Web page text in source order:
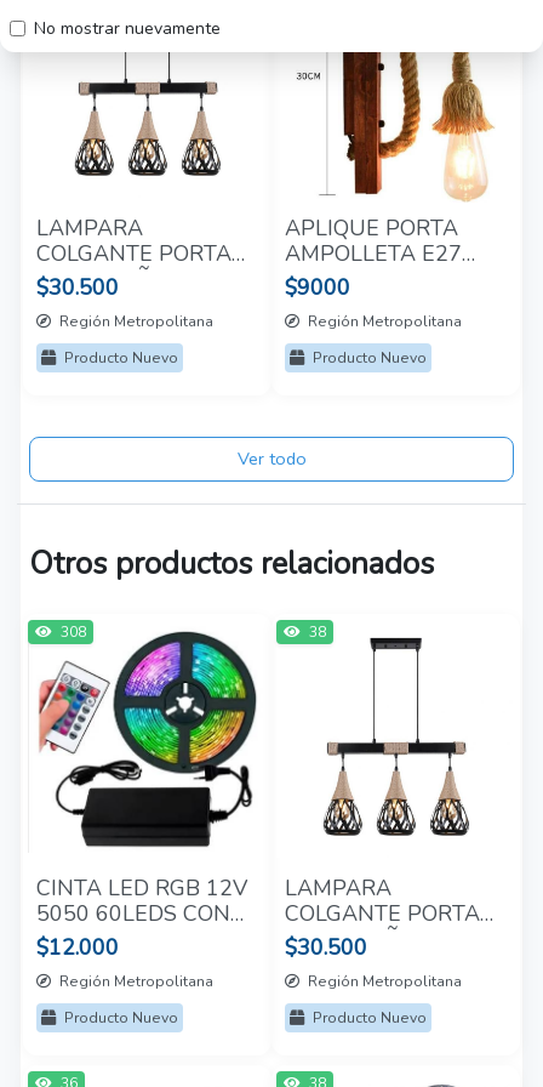
No mostrar nuevamente
LAMPARA
COLGANTE PORTA
E27*3 CAÑAMO
$30.500
Región Metropolitana
Producto Nuevo
APLIQUE PORTA
AMPOLLETA E27
MADERA
$9000
Región Metropolitana
Producto Nuevo
Ver todo
Otros productos relacionados
308
CINTA LED RGB 12V
5050 60LEDS CON
CONTROL 5M
$12.000
Región Metropolitana
Producto Nuevo
38
LAMPARA
COLGANTE PORTA
E27*3 CAÑAMO
$30.500
Región Metropolitana
Producto Nuevo